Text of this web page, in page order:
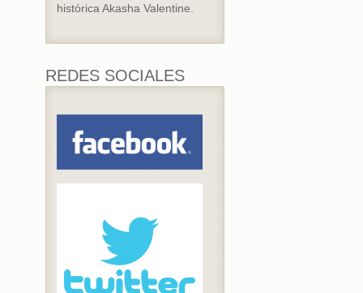
histórica Akasha Valentine.
REDES SOCIALES